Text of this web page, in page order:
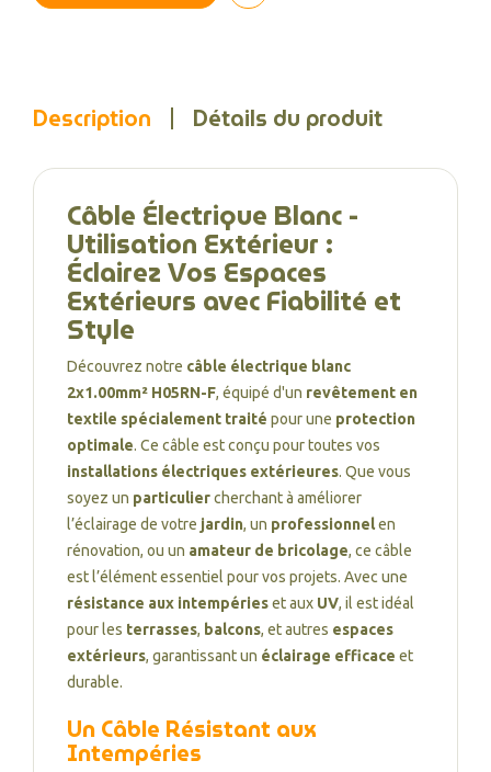
Description Détails du produit
Câble Électrique Blanc -
Utilisation Extérieur :
Éclairez Vos Espaces
Extérieurs avec Fiabilité et
Style
Découvrez notre câble électrique blanc
2x1.00mm² H05RN-F, équipé d'un revêtement en
textile spécialement traité pour une protection
optimale. Ce câble est conçu pour toutes vos
installations électriques extérieures. Que vous
soyez un particuliercherchant à améliorer
l’éclairage de votre jardin, un professionnelen
rénovation, ou un amateur de bricolage, ce câble
est l’élément essentiel pour vos projets. Avec une
résistance aux intempérieset aux UV, il est idéal
pour les terrasses, balcons, et autres espaces
extérieurs, garantissant un éclairage efficace et
durable.
Un Câble Résistant aux
Intempéries